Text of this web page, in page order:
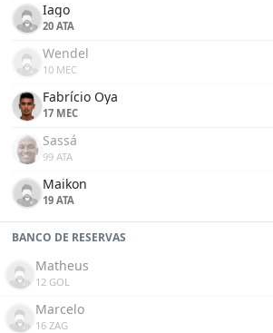
Iago
20 ATA
Wendel
10 MEC
Fabrício Oya
17 MEC
Sassá
99 ATA
Maikon
19 ATA
BANCO DE RESERVAS
Matheus
12 GOL
Marcelo
16 ZAG